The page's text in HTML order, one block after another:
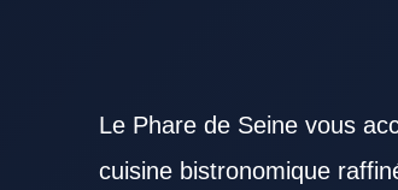
Le Phare de Seine vous
cuisine bistronomique